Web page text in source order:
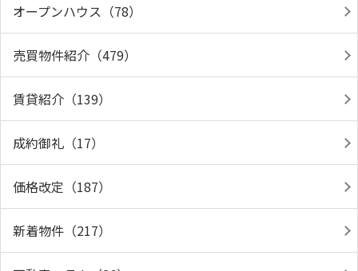
オープンハウス（78）
売買物件紹介（479）
賃貸紹介（139）
成約御礼（17）
価格改定（187）
新着物件（217）